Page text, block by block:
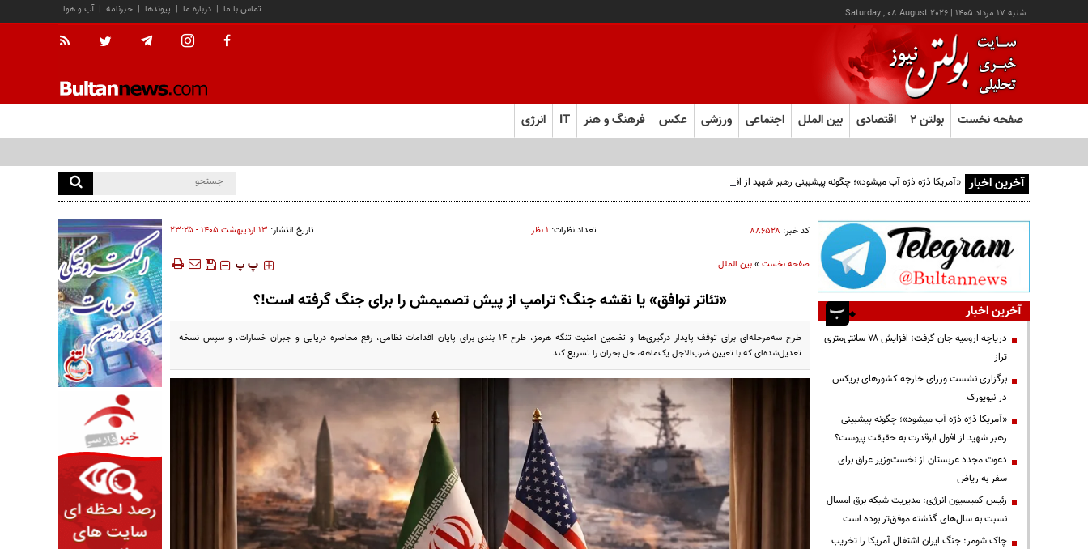
شنبه ۱۷ مرداد ۱۴۰۵ |
Saturday , 08 August 2026 آب و هوا | خبرنامه | پیوندها | درباره ما | تماس با ما
صفحه نخست بولتن ۲ اقتصادی بین الملل اجتماعی ورزشی عکس فرهنگ و هنر IT انرژی
آخرین اخبار «آمریکا ذرّه ذرّه آب میشود»؛ چگونه پیشبینی رهبر شهید از افول ابرقدرت به حقیقت پیوست؟
کد خبر: ۸۸۶۵۲۸ تعداد نظرات: ۱ نظر تاریخ انتشار: ۱۳ ارديبهشت ۱۴۰۵ - ۲۳:۲۵
صفحه نخست»بین الملل ‍‍‍ پ پ
«تئاتر توافق» یا نقشه جنگ؟ ترامپ از پیش تصمیمش را برای جنگ گرفته است!؟
طرح سه‌مرحله‌ای برای توقف پایدار درگیری‌ها و تضمین امنیت تنگه هرمز، طرح ۱۴ بندی برای پایان اقدامات نظامی، رفع محاصره دریایی و جبران خسارات، و سپس نسخه
تعدیل‌شده‌ای که با تعیین ضرب‌الاجل یک‌ماهه، حل بحران را تسریع کند.
آخرین اخبار
دریاچه ارومیه جان گرفت؛ افزایش ۷۸ سانتی‌متری
تراز
برگزاری نشست وزرای خارجه کشورهای بریکس
در نیویورک
«آمریکا ذرّه ذرّه آب میشود»؛ چگونه پیشبینی
رهبر شهید از افول ابرقدرت به حقیقت پیوست؟
دعوت مجدد عربستان از نخست‌وزیر عراق برای
سفر به ریاض
رئیس کمیسیون انرژی: مدیریت شبکه برق امسال
نسبت به سال‌های گذشته موفق‌تر بوده است
چاک شومر: جنگ ایران اشتغال آمریکا را تخریب